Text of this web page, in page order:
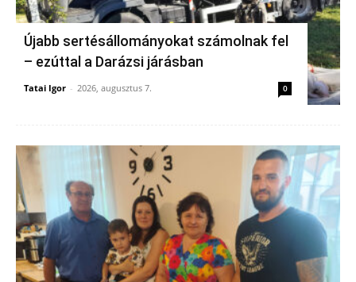
Újabb sertésállományokat számolnak fel
– ezúttal a Darázsi járásban
Tatai Igor - 2026, augusztus 7. 0